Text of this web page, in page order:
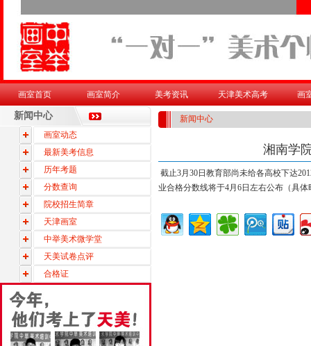
画室首页 画室简介 美考资讯 天津美术高考 画
新闻中心
画室动态
最新美考信息
历年考题
分数查询
院校招生简章
天津画室
中举美术微学堂
天美试卷点评
合格证
新闻中心
湘南学
截止3月30日教育部尚未给各高校下达
业合格分数线将于4月6日左右公布（具